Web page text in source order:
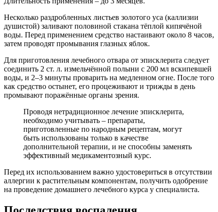
Несколько раздробленных листьев золотого уса (каллизии
душистой) заливают половиной стакана тёплой кипячёной
воды. Перед применением средство настаивают около 8 часов,
затем проводят промывания глазных яблок.
Для приготовления лечебного отвара от эписклерита следует
соединить 2 ст. л. измельчённой полыни с 200 мл вскипевшей
воды, и 2–3 минуты проварить на медленном огне. После того
как средство остынет, его процеживают и трижды в день
промывают поражённые органы зрения.
Проводя нетрадиционное лечение эписклерита,
необходимо учитывать – препараты,
приготовленные по народным рецептам, могут
быть использованы только в качестве
дополнительной терапии, и не способны заменять
эффективный медикаментозный курс.
Перед их использованием важно удостовериться в отсутствии
аллергии к растительным компонентам, получить одобрение
на проведение домашнего лечебного курса у специалиста.